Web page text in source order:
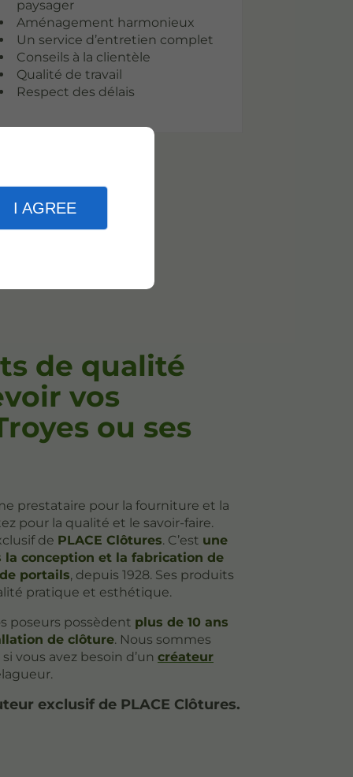
I AGREE
paysager
Aménagement harmonieux
Un service d’entretien complet
Conseils à la clientèle
Qualité de travail
Respect des délais
de qualité
vos
ou ses
prestataire pour la fourniture et la
pour la qualité et le savoir-faire.
de PLACE Clôtures. C’est une
la conception et la fabrication de
portails, depuis 1928. Ses produits
pratique et esthétique.
poseurs possèdent plus de 10 ans
de clôture. Nous sommes
vous avez besoin d’un créateur
exclusif de PLACE Clôtures.